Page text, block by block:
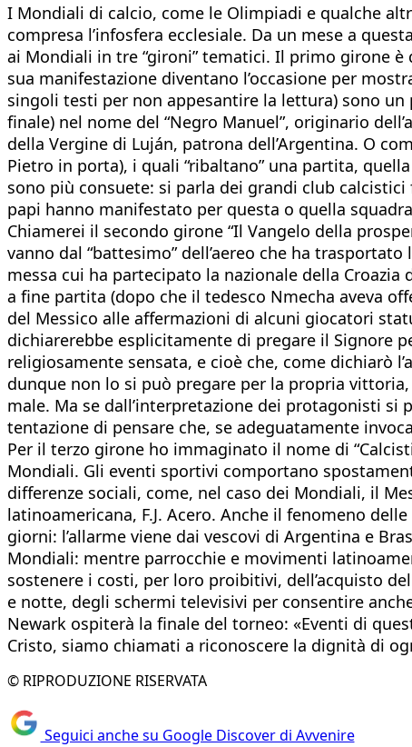
I Mondiali di calcio, come le Olimpiadi e qualche
compresa l’infosfera ecclesiale. Da un mese a
ai Mondiali in tre “gironi” tematici. Il primo girone
sua manifestazione diventano l’occasione per
singoli testi per non appesantire la lettura) sono un
finale) nel nome del “Negro Manuel”, originario
della Vergine di Luján, patrona dell’Argentina. O
Pietro in porta), i quali “ribaltano” una partita,
sono più consuete: si parla dei grandi club
papi hanno manifestato per questa o quella
Chiamerei il secondo girone “Il Vangelo della
vanno dal “battesimo” dell’aereo che ha
messa cui ha partecipato la nazionale della
a fine partita (dopo che il tedesco Nmecha aveva
del Messico alle affermazioni di alcuni giocatori
dichiarerebbe esplicitamente di pregare il Signore
religiosamente sensata, e cioè che, come dichiarò
dunque non lo si può pregare per la propria
male. Ma se dall’interpretazione dei protagonisti
tentazione di pensare che, se adeguatamente
Per il terzo girone ho immaginato il nome di
Mondiali. Gli eventi sportivi comportano
differenze sociali, come, nel caso dei Mondiali, il
latinoamericana, F.J. Acero. Anche il fenomeno
giorni: l’allarme viene dai vescovi di Argentina e
Mondiali: mentre parrocchie e movimenti
sostenere i costi, per loro proibitivi, dell’acquisto
e notte, degli schermi televisivi per consentire
Newark ospiterà la finale del torneo: «Eventi di
Cristo, siamo chiamati a riconoscere la dignità di
© RIPRODUZIONE RISERVATA
Seguici anche su Google Discover di Avvenire